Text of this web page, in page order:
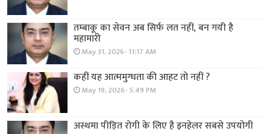
तम्बाकू का सेवन अब सिर्फ लत नहीं, बन गयी है
महामारी
May 31, 2026- 11:17 AM
कहीं यह आत्ममुग्धता की आहट तो नहीं ?
May 19, 2026- 5:49 PM
अस्थमा पीड़ित रोगी के लिए है इनहेलर सबसे उपयोगी